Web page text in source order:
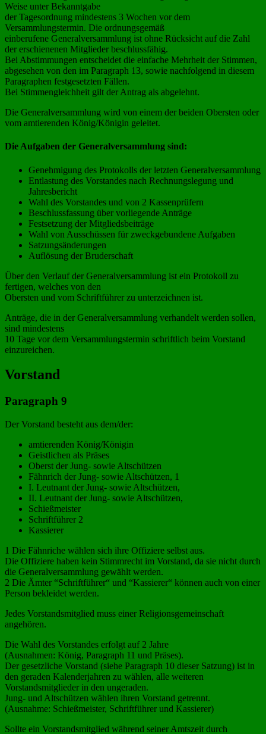
Weise unter Bekanntgabe
der Tagesordnung mindestens 3 Wochen vor dem
Versammlungstermin. Die ordnungsgemäß
einberufene Generalversammlung ist ohne Rücksicht auf die Zahl
der erschienenen Mitglieder beschlussfähig.
Bei Abstimmungen entscheidet die einfache Mehrheit der Stimmen,
abgesehen von den im Paragraph 13, sowie nachfolgend in diesem
Paragraphen festgesetzten Fällen.
Bei Stimmengleichheit gilt der Antrag als abgelehnt.
Die Generalversammlung wird von einem der beiden Obersten oder
vom amtierenden König/Königin geleitet.
Die Aufgaben der Generalversammlung sind:
Genehmigung des Protokolls der letzten Generalversammlung
Entlastung des Vorstandes nach Rechnungslegung und
Jahresbericht
Wahl des Vorstandes und von 2 Kassenprüfern
Beschlussfassung über vorliegende Anträge
Festsetzung der Mitgliedsbeiträge
Wahl von Ausschüssen für zweckgebundene Aufgaben
Satzungsänderungen
Auflösung der Bruderschaft
Über den Verlauf der Generalversammlung ist ein Protokoll zu
fertigen, welches von den
Obersten und vom Schriftführer zu unterzeichnen ist.
Anträge, die in der Generalversammlung verhandelt werden sollen,
sind mindestens
10 Tage vor dem Versammlungstermin schriftlich beim Vorstand
einzureichen.
Vorstand
Paragraph 9
Der Vorstand besteht aus dem/der:
amtierenden König/Königin
Geistlichen als Präses
Oberst der Jung- sowie Altschützen
Fähnrich der Jung- sowie Altschützen, 1
I. Leutnant der Jung- sowie Altschützen,
II. Leutnant der Jung- sowie Altschützen,
Schießmeister
Schriftführer 2
Kassierer
1 Die Fähnriche wählen sich ihre Offiziere selbst aus.
Die Offiziere haben kein Stimmrecht im Vorstand, da sie nicht durch
die Generalversammlung gewählt werden.
2 Die Ämter “Schriftführer“ und “Kassierer“ können auch von einer
Person bekleidet werden.
Jedes Vorstandsmitglied muss einer Religionsgemeinschaft
angehören.
Die Wahl des Vorstandes erfolgt auf 2 Jahre
(Ausnahmen: König, Paragraph 11 und Präses).
Der gesetzliche Vorstand (siehe Paragraph 10 dieser Satzung) ist in
den geraden Kalenderjahren zu wählen, alle weiteren
Vorstandsmitglieder in den ungeraden.
Jung- und Altschützen wählen ihren Vorstand getrennt.
(Ausnahme: Schießmeister, Schriftführer und Kassierer)
Sollte ein Vorstandsmitglied während seiner Amtszeit durch